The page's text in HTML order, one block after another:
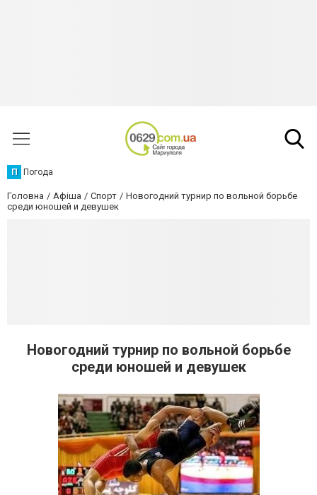
П Погода
Головна Афіша Спорт
Новогодний турнир по вольной борьбе
среди юношей и девушек
Новогодний турнир по вольной борьбе
среди юношей и девушек